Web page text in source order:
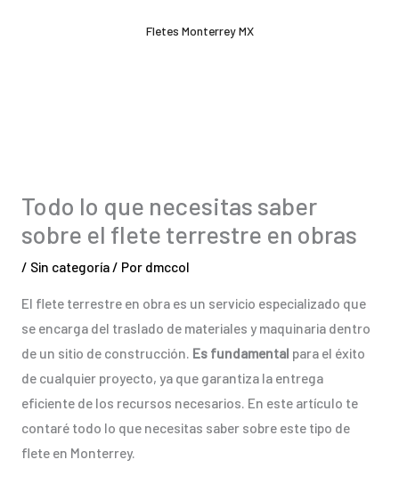
Fletes Monterrey MX
Todo lo que necesitas saber
sobre el flete terrestre en obras
/ Sin categoría/ Por dmccol
El flete terrestre en obra es un servicio especializado que
se encarga del traslado de materiales y maquinaria dentro
de un sitio de construcción. Es fundamental para el éxito
de cualquier proyecto, ya que garantiza la entrega
eficiente de los recursos necesarios. En este artículo te
contaré todo lo que necesitas saber sobre este tipo de
flete en Monterrey.